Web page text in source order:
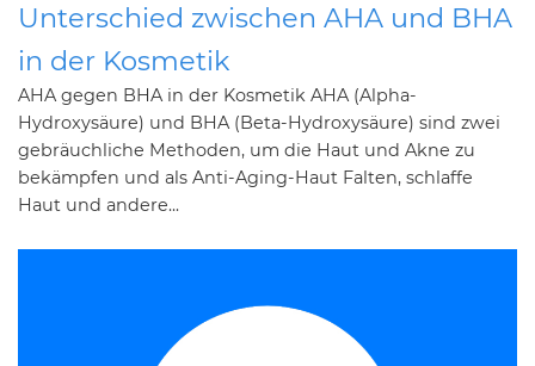
Unterschied zwischen AHA und BHA
in der Kosmetik
AHA gegen BHA in der Kosmetik AHA (Alpha-
Hydroxysäure) und BHA (Beta-Hydroxysäure) sind zwei
gebräuchliche Methoden, um die Haut und Akne zu
bekämpfen und als Anti-Aging-Haut Falten, schlaffe
Haut und andere...